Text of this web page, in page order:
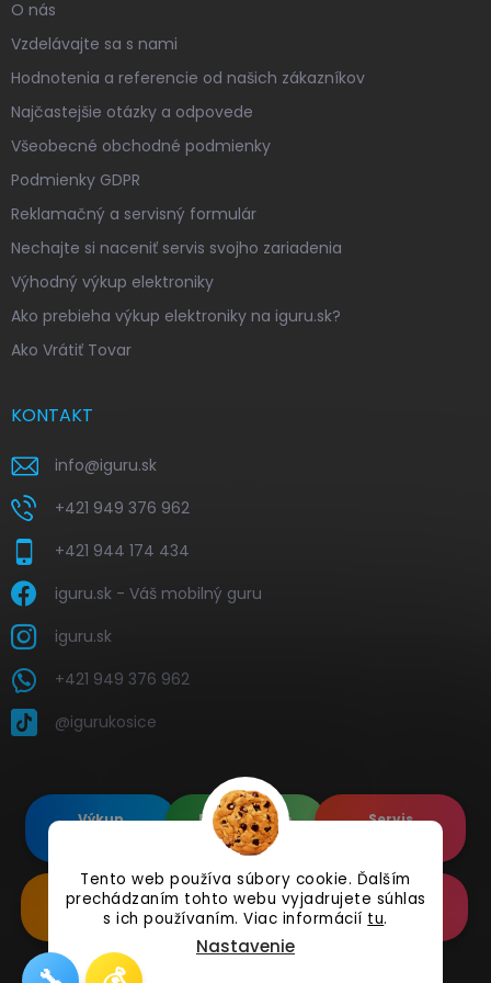
Tento web používa súbory cookie. Ďalším
prechádzaním tohto webu vyjadrujete súhlas
s ich používaním. Viac informácií tu.
Nastavenie
O nás
Vzdelávajte sa s nami
Hodnotenia a referencie od našich zákazníkov
Najčastejšie otázky a odpovede
Všeobecné obchodné podmienky
Podmienky GDPR
Reklamačný a servisný formulár
Nechajte si naceniť servis svojho zariadenia
Výhodný výkup elektroniky
Ako prebieha výkup elektroniky na iguru.sk?
Ako Vrátiť Tovar
KONTAKT
info@iguru.sk
+421 949 376 962
+421 944 174 434
iguru.sk - Váš mobilný guru
iguru.sk
+421 949 376 962
@igurukosice
Výkup
Renovované
Apple's
Servis
Renovované
Samsung's
Doplnkové
Príslušenstvo
Online
Reklamácia